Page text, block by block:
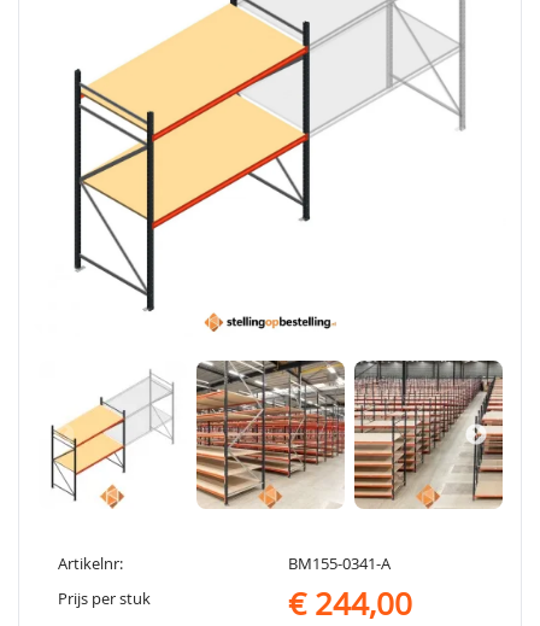
Artikelnr:
BM155-0341-A
Prijs per stuk
€ 244,00